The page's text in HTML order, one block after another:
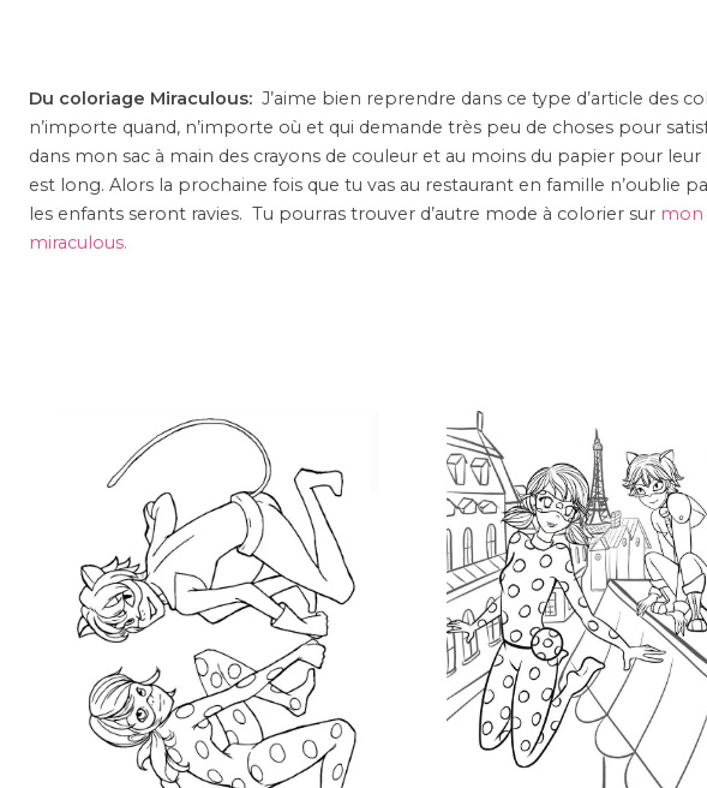
Du coloriage Miraculous: J’aime bien reprendre dans ce type d’article des
n’importe quand, n’importe où et qui demande très peu de choses pour
dans mon sac à main des crayons de couleur et au moins du papier pour
est long. Alors la prochaine fois que tu vas au restaurant en famille n’oublie
les enfants seront ravies. Tu pourras trouver d’autre mode à colorier sur mon
miraculous.